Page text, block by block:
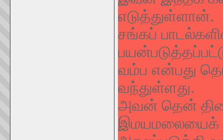
எடுத்துள்ளான்.
சங்கப்
வம்ப என்பது
வந்துள்ளது.
அவன் தென்
இமயமலையைக்